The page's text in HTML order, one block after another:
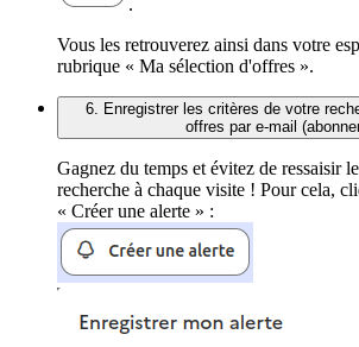
.
Vous les retrouverez ainsi dans votre
rubrique « Ma sélection d'offres ».
6. Enregistrer les critères de votre
offres par e-mail
Gagnez du temps et évitez de ressaisir
recherche à chaque visite ! Pour cela,
« Créer une alerte » :